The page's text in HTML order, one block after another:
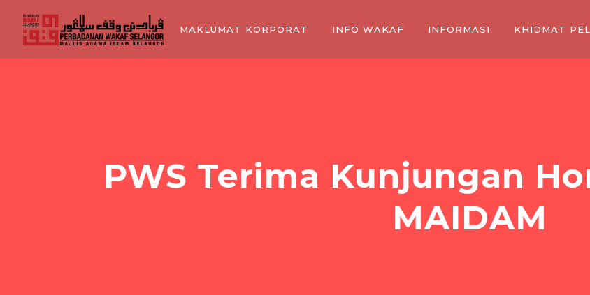
MAKLUMAT KORPORAT INFO WAKAF INFORMASI KHIDMAT
PWS Terima Kunjungan
MAIDAM